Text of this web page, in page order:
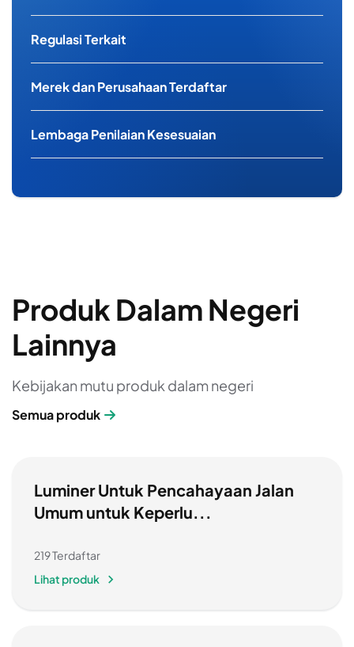
Regulasi Terkait
Merek dan Perusahaan Terdaftar
Lembaga Penilaian Kesesuaian
Produk Dalam Negeri
Lainnya
Kebijakan mutu produk dalam negeri
Semua produk
Luminer Untuk Pencahayaan Jalan
Umum untuk Keperlu...
219 Terdaftar
Lihat produk